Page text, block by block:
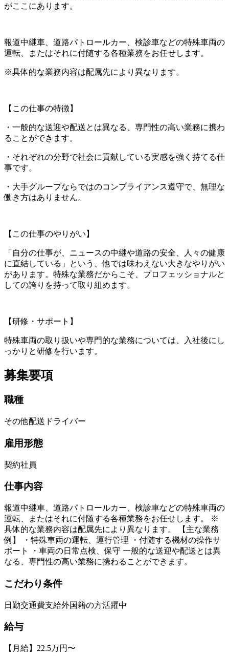
がここにあります。
報道中継車、道路パトロールカー、検診車などの特殊車両の
運転、またはそれに付随する各種業務をお任せします。
※具体的な業務内容は配属先により異なります。
【この仕事の特徴】
・一般的な送迎や配送とは異なる、専門性の高い業務に携わ
ることができます。
・それぞれの分野で社会に貢献している実感を強く持てる仕
事です。
・大手グループならではのコンプライアンス遵守で、無理な
働き方はありません。
【この仕事のやりがい】
「自分の仕事が、ニュースの中継や道路の安全、人々の健康
に直結している」という、他では味わえない大きなやりがい
があります。特殊な業務だからこそ、プロフェッショナルと
しての誇りを持って取り組めます。
【研修・サポート】
特殊車両の取り扱いや専門的な業務については、入社後にし
っかりと研修を行います。
募集要項
職種
その他配送ドライバー
雇用形態
契約社員
仕事内容
報道中継車、道路パトロールカー、検診車などの特殊車両の
運転、またはそれに付随する各種業務をお任せします。 ※
具体的な業務内容は配属先により異なります。 【主な業務
例】 ・特殊車両の運転、運行管理 ・付随する機材の操作サ
ポート ・車両の日常点検、保守 一般的な送迎や配送とは異
なる、専門性の高い業務に携わることができます。
こだわり条件
日勤交通費支給外国籍の方活躍中
給与
【月給】22.5万円〜